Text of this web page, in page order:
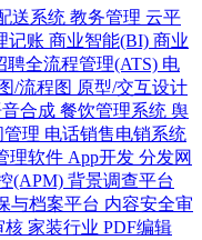
送系统 教务管理 云平
记账 商业智能(BI) 商业
聘全流程管理(ATS) 电
/流程图 原型/交互设计
合成 餐饮管理系统 舆
管理 电话销售电销系统
理软件 App开发 分发网
(APM) 背景调查平台
与档案平台 内容安全审
核 家装行业 PDF编辑